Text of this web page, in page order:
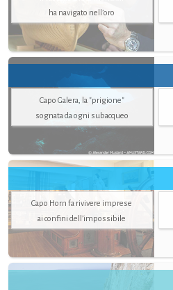
ha navigato nell’oro
Capo Galera, la "prigione"
sognata da ogni subacqueo
Capo Horn fa rivivere imprese
ai confini dell’impossibile